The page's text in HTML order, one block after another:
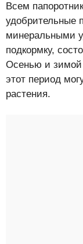
Всем
удобрительные
минеральными
подкормку,
Осенью и зимой
этот период
растения.